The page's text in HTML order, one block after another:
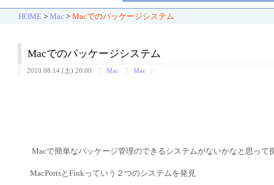
HOME > Mac > Macでのパッケージシステム
Macでのパッケージシステム
2010.08.14 (土) 20:00 Mac Mac
Macで簡単なパッケージ管理のできるシステムがないかなと思って
MacPortsとFinkっていう２つのシステムを発見